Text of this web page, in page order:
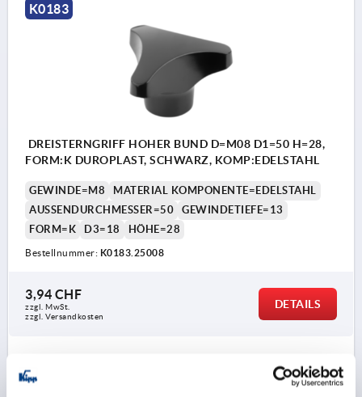
K0183
DREISTERNGRIFF HOHER BUND D=M08 D1=50 H=28,
FORM:K DUROPLAST, SCHWARZ, KOMP:EDELSTAHL
GEWINDE=M8
MATERIAL KOMPONENTE=EDELSTAHL
AUSSENDURCHMESSER=50
GEWINDETIEFE=13
FORM=K
D3=18 HÖHE=28
Bestellnummer: K0183.25008
3,94 CHF
zzgl. MwSt.
zzgl. Versandkosten
DETAILS